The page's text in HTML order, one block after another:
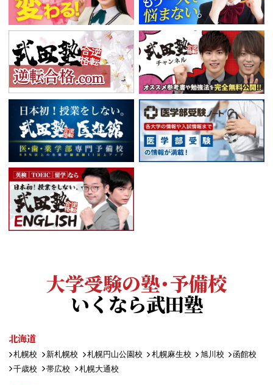
大学受験の塾・予備校
いくなら武田塾
北海道
札幌校 新札幌校 札幌円山公園校 札幌麻生校 旭川校
函館校
千歳校
帯広校 札幌大通校